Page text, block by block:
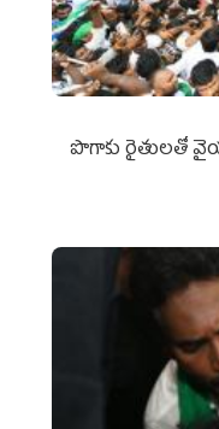
పొగాకు రైతుల‌తో